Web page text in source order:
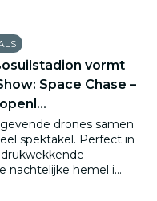
vormt
Space Chase –
drones samen
spektakel. Perfect in
nachtelijke hemel i...